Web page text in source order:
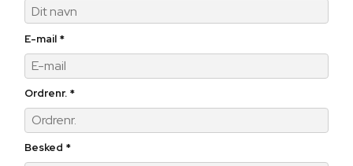
E-mail *
Ordrenr. *
Besked *